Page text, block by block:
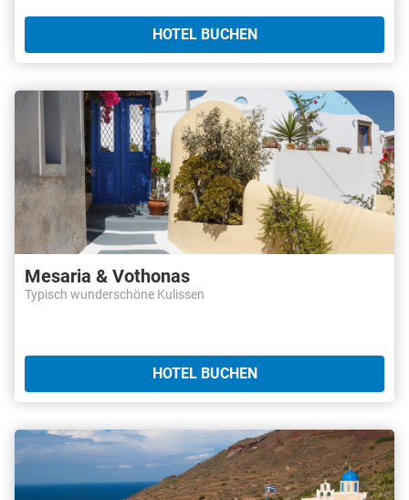
HOTEL BUCHEN
Mesaria & Vothonas
Typisch wunderschöne Kulissen
HOTEL BUCHEN